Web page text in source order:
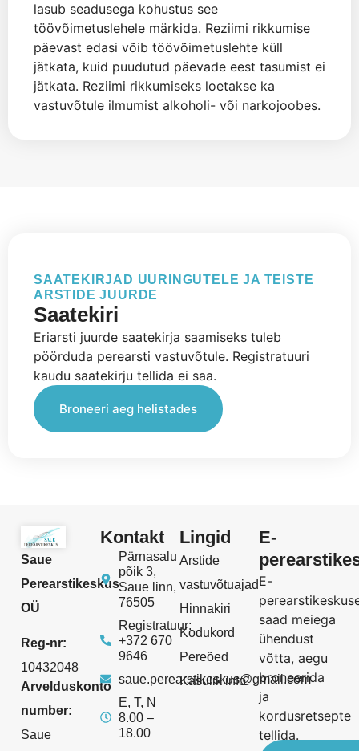
lasub seadusega kohustus see
töövõimetuslehele märkida. Reziimi rikkumise
päevast edasi võib töövõimetuslehte küll
jätkata, kuid puudutud päevade eest tasumist ei
jätkata. Reziimi rikkumiseks loetakse ka
vastuvõtule ilmumist alkoholi- või narkojoobes.
SAATEKIRJAD UURINGUTELE JA TEISTE
ARSTIDE JUURDE
Saatekiri
Eriarsti juurde saatekirja saamiseks tuleb
pöörduda perearsti vastuvõtule. Registratuuri
kaudu saatekirju tellida ei saa.
Broneeri aeg helistades
Saue
Perearstikeskus
OÜ
Reg-nr:
10432048
Arvelduskonto
number:
Saue
Kontakt
Pärnasalu
põik 3,
Saue linn,
76505
Registratuur:
+372 670
9646
saue.perearstikeskus@gmail.com
E, T, N
8.00 –
18.00
Lingid
Arstide
vastuvõtuajad
Hinnakiri
Kodukord
Pereõed
Kasulik info
E-
E-
saad meiega
ühendust
võtta, aegu
broneerida
ja
kordusretsepte
tellida.